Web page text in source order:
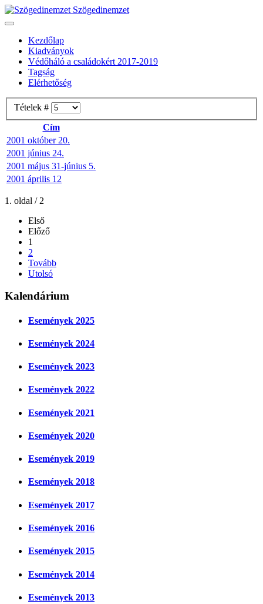
Szögedinemzet
Kezdőlap
Kiadványok
Védőháló a családokért 2017-2019
Tagság
Elérhetőség
Tételek #
Cím
2001 október 20.
2001 június 24.
2001 május 31-június 5.
2001 április 12
1. oldal / 2
Első
Előző
1
2
Tovább
Utolsó
Kalendárium
Események 2025
Események 2024
Események 2023
Események 2022
Események 2021
Események 2020
Események 2019
Események 2018
Események 2017
Események 2016
Események 2015
Események 2014
Események 2013